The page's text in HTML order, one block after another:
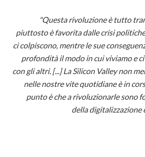
"Questa rivoluzione è tutto
piuttosto è favorita dalle crisi
ci colpiscono, mentre le sue
profondità il modo in cui viviamo e
con gli altri. [...] La Silicon Valley non
nelle nostre vite quotidiane è in
punto è che a rivoluzionarle sono
della digitalizzazione